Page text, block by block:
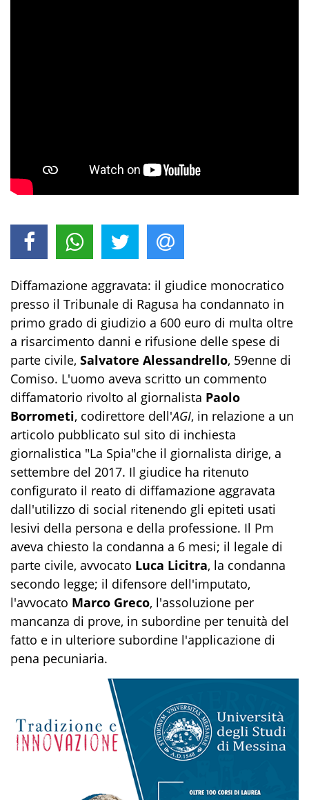
Diffamazione aggravata: il giudice monocratico
presso il Tribunale di Ragusa ha condannato in
primo grado di giudizio a 600 euro di multa oltre
a risarcimento danni e rifusione delle spese di
parte civile, Salvatore Alessandrello, 59enne di
Comiso. L'uomo aveva scritto un commento
diffamatorio rivolto al giornalista Paolo
Borrometi, codirettore dell'AGI, in relazione a un
articolo pubblicato sul sito di inchiesta
giornalistica "La Spia"che il giornalista dirige, a
settembre del 2017. Il giudice ha ritenuto
configurato il reato di diffamazione aggravata
dall'utilizzo di social ritenendo gli epiteti usati
lesivi della persona e della professione. Il Pm
aveva chiesto la condanna a 6 mesi; il legale di
parte civile, avvocato Luca Licitra, la condanna
secondo legge; il difensore dell'imputato,
l'avvocato Marco Greco, l'assoluzione per
mancanza di prove, in subordine per tenuità del
fatto e in ulteriore subordine l'applicazione di
pena pecuniaria.